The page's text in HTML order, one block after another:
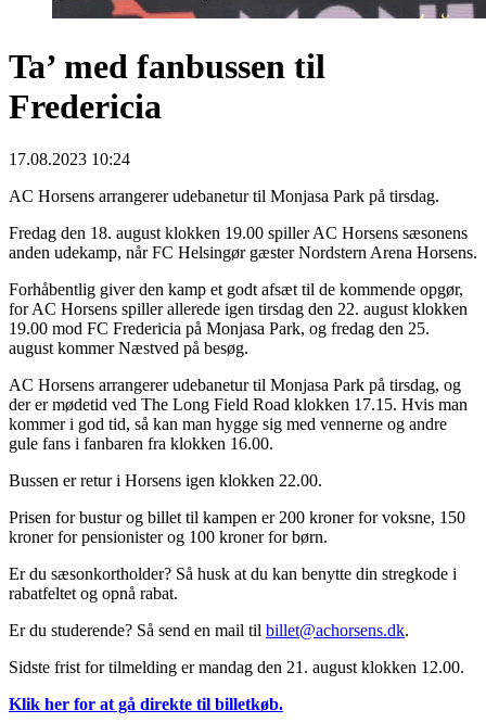
Ta’ med fanbussen til
Fredericia
17.08.2023 10:24
AC Horsens arrangerer udebanetur til Monjasa Park på tirsdag.
Fredag den 18. august klokken 19.00 spiller AC Horsens sæsonens
anden udekamp, når FC Helsingør gæster Nordstern Arena Horsens.
Forhåbentlig giver den kamp et godt afsæt til de kommende opgør,
for AC Horsens spiller allerede igen tirsdag den 22. august klokken
19.00 mod FC Fredericia på Monjasa Park, og fredag den 25.
august kommer Næstved på besøg.
AC Horsens arrangerer udebanetur til Monjasa Park på tirsdag, og
der er mødetid ved The Long Field Road klokken 17.15. Hvis man
kommer i god tid, så kan man hygge sig med vennerne og andre
gule fans i fanbaren fra klokken 16.00.
Bussen er retur i Horsens igen klokken 22.00.
Prisen for bustur og billet til kampen er 200 kroner for voksne, 150
kroner for pensionister og 100 kroner for børn.
Er du sæsonkortholder? Så husk at du kan benytte din stregkode i
rabatfeltet og opnå rabat.
Er du studerende? Så send en mail til billet@achorsens.dk.
Sidste frist for tilmelding er mandag den 21. august klokken 12.00.
Klik her for at gå direkte til billetkøb.